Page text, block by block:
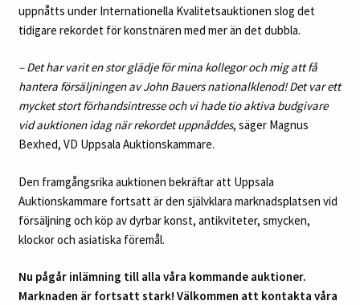
uppnåtts under Internationella Kvalitetsauktionen slog det
tidigare rekordet för konstnären med mer än det dubbla.
– Det har varit en stor glädje för mina kollegor och mig att få
hantera försäljningen av John Bauers nationalklenod! Det var ett
mycket stort förhandsintresse och vi hade tio aktiva budgivare
vid auktionen idag när rekordet uppnåddes, säger Magnus
Bexhed, VD Uppsala Auktionskammare.
Den framgångsrika auktionen bekräftar att Uppsala
Auktionskammare fortsatt är den självklara marknadsplatsen vid
försäljning och köp av dyrbar konst, antikviteter, smycken,
klockor och asiatiska föremål.
Nu pågår inlämning till alla våra kommande auktioner.
Marknaden är fortsatt stark! Välkommen att kontakta våra